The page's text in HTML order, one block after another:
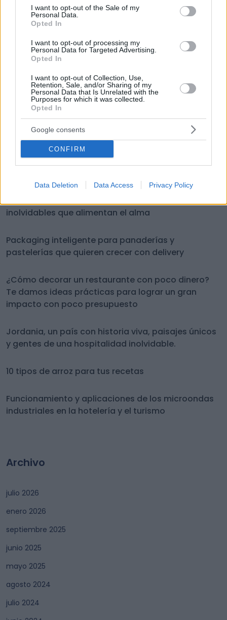
consent section.
I want to opt-out of the Sale of my
Personal Data.
Opted In
I want to opt-out of processing my
Personal Data for Targeted Advertising.
Opted In
I want to opt-out of Collection, Use,
Retention, Sale, and/or Sharing of my
Personal Data that Is Unrelated with the
Purposes for which it was collected.
Opted In
Google consents
CONFIRM
Data Deletion Data Access Privacy Policy
Entradas recientes
Carta digital QR para restaurantes: cómo
transformar la experiencia del cliente y optimizar la
gestión en hostelería
Café en la oficina: errores comunes que afectan al
inolvidables que alimentan el alma
Packaging inteligente para panaderías y
pastelerías que quieren crecer con delivery
¿Cómo decorar un restaurante con poco dinero?
Te damos ideas prácticas para lograr un gran
impacto con poco presupuesto
Jordania, un país con historia viva, paisajes únicos
y gentes de una hospitalidad inolvidable.
10 tipos de arroz para tus recetas
Funcionamiento y aplicaciones de los microondas
industriales en la hotelería y el turismo
Archivo
julio 2026
enero 2026
septiembre 2025
junio 2025
mayo 2025
agosto 2024
julio 2024